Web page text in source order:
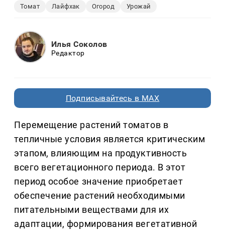
Томат Лайфхак Огород Урожай
Илья Соколов
Редактор
Подписывайтесь в MAX
Перемещение растений томатов в
тепличные условия является критическим
этапом, влияющим на продуктивность
всего вегетационного периода. В этот
период особое значение приобретает
обеспечение растений необходимыми
питательными веществами для их
адаптации, формирования вегетативной